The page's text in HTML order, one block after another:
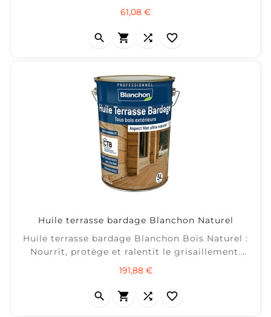
exotique et avoir une couleur de tête de vis
confondue avec le bois. Tête cylindrique T-STAR
Torx 25. Pointe CUT. ± 6 m² / boite de 200
61,08 €Prix
   
Huile terrasse bardage Blanchon Naturel
Huile terrasse bardage Blanchon Bois Naturel :
Nourrit, protège et ralentit le grisaillement.
Non filmogène, ne s’écaille pas et hydro
NF EN 13036-4 Produit à base d’eau non
agressif pour l’environnement. ± 50 m² / bidon
191,88 €Prix
   